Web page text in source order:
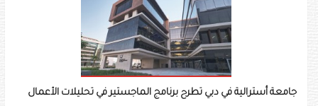
جامعة أسترالية في دبي تطرح برنامج الماجستير في تحليلات الأعمال